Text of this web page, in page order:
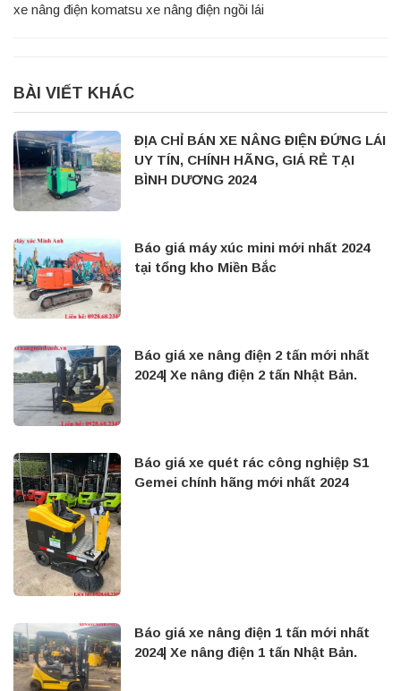
xe nâng điện komatsu xe nâng điện ngồi lái
BÀI VIẾT KHÁC
ĐỊA CHỈ BÁN XE NÂNG ĐIỆN ĐỨNG LÁI
UY TÍN, CHÍNH HÃNG, GIÁ RẺ TẠI
BÌNH DƯƠNG 2024
Báo giá máy xúc mini mới nhất 2024
tại tổng kho Miền Bắc
Báo giá xe nâng điện 2 tấn mới nhất
2024| Xe nâng điện 2 tấn Nhật Bản.
Báo giá xe quét rác công nghiệp S1
Gemei chính hãng mới nhất 2024
Báo giá xe nâng điện 1 tấn mới nhất
2024| Xe nâng điện 1 tấn Nhật Bản.